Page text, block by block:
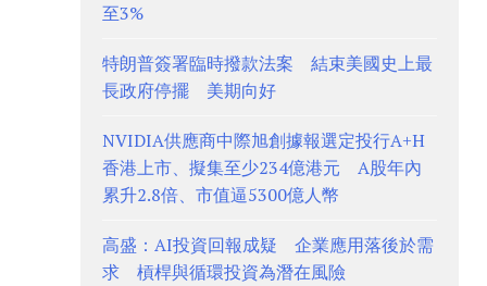
至3%
特朗普簽署臨時撥款法案 結束美國史上最
長政府停擺 美期向好
NVIDIA供應商中際旭創據報選定投行A+H
香港上市、擬集至少234億港元 A股年內
累升2.8倍、市值逼5300億人幣
高盛：AI投資回報成疑 企業應用落後於需
求 槓桿與循環投資為潛在風險